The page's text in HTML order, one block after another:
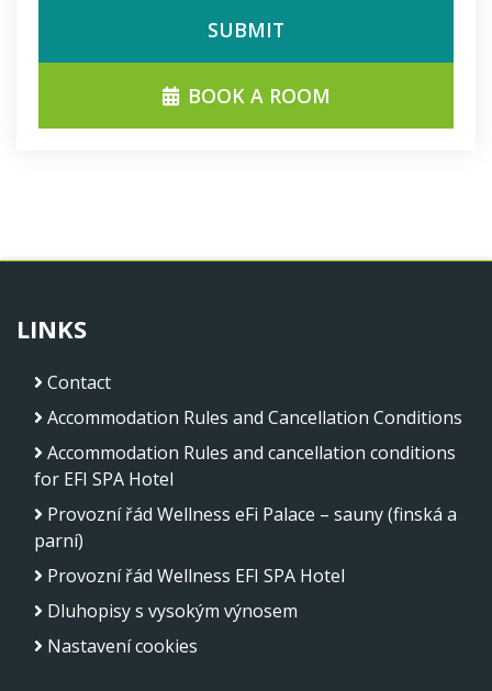
SUBMIT
BOOK A ROOM
LINKS
Contact
Accommodation Rules and Cancellation Conditions
Accommodation Rules and cancellation conditions
for EFI SPA Hotel
Provozní řád Wellness eFi Palace – sauny (finská a
parní)
Provozní řád Wellness EFI SPA Hotel
Dluhopisy s vysokým výnosem
Nastavení cookies